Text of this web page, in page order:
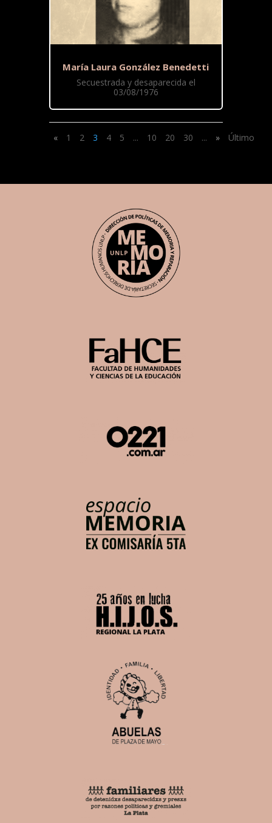
María Laura González Benedetti
Secuestrada y desaparecida el
03/08/1976
« 1 2 3 4 5 ... 10 20 30 ... » Último